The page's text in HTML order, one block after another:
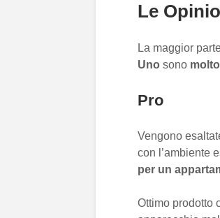
Le
La maggior
Uno sono
Pro
Vengono
con l’ambiente
per un
Ottimo prodotto